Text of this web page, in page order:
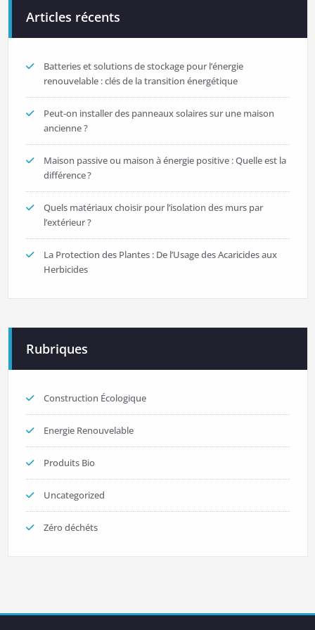
l’article
Articles récents
Batteries et solutions de stockage pour l’énergie
renouvelable : clés de la transition énergétique
Peut-on installer des panneaux solaires sur une maison
ancienne ?
Maison passive ou maison à énergie positive : Quelle est la
différence ?
Quels matériaux choisir pour l’isolation des murs par
l’extérieur ?
La Protection des Plantes : De l’Usage des Acaricides aux
Herbicides
Rubriques
Construction Écologique
Energie Renouvelable
Produits Bio
Uncategorized
Zéro déchéts